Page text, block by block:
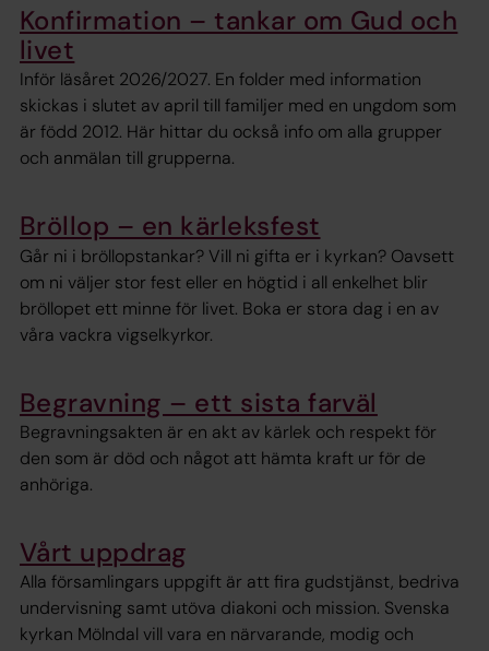
Konfirmation – tankar om Gud och
livet
Inför läsåret 2026/2027. En folder med information
skickas i slutet av april till familjer med en ungdom som
är född 2012. Här hittar du också info om alla grupper
och anmälan till grupperna.
Bröllop – en kärleksfest
Går ni i bröllopstankar? Vill ni gifta er i kyrkan? Oavsett
om ni väljer stor fest eller en högtid i all enkelhet blir
bröllopet ett minne för livet. Boka er stora dag i en av
våra vackra vigselkyrkor.
Begravning – ett sista farväl
Begravningsakten är en akt av kärlek och respekt för
den som är död och något att hämta kraft ur för de
anhöriga.
Vårt uppdrag
Alla församlingars uppgift är att fira gudstjänst, bedriva
undervisning samt utöva diakoni och mission. Svenska
kyrkan Mölndal vill vara en närvarande, modig och